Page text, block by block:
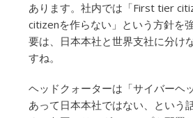
あります。社内では「First tier
citizenを作らない」という方針を
要は、日本本社と世界支社に分け
すね。
ヘッドクォーターは「サイバーヘ
あって日本本社ではない、という